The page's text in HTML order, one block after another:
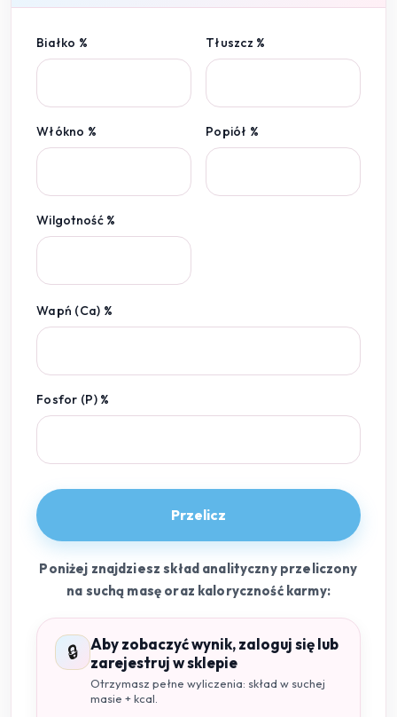
Białko % Tłuszcz %
Włókno % Popiół %
Wilgotność %
Wapń (Ca) %
Fosfor (P) %
Przelicz
Poniżej znajdziesz skład analityczny przeliczony
na suchą masę oraz kaloryczność karmy:
🔒
Aby zobaczyć wynik, zaloguj się lub
zarejestruj w sklepie
Otrzymasz pełne wyliczenia: skład w suchej
masie + kcal.